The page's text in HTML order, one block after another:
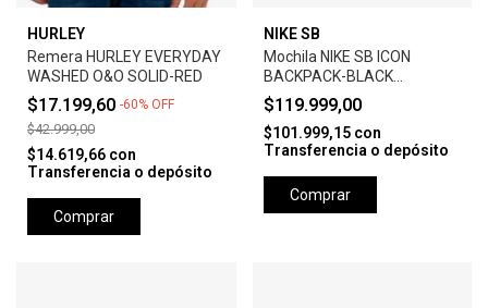
HURLEY
Remera HURLEY EVERYDAY
WASHED O&O SOLID-RED
$17.199,60 -60% OFF
$42.999,00
$14.619,66 con
Transferencia o depósito
Comprar
NIKE SB
Mochila NIKE SB ICON
BACKPACK-BLACK
ANTHRACITE
$119.999,00
$101.999,15 con
Transferencia o depósito
Comprar